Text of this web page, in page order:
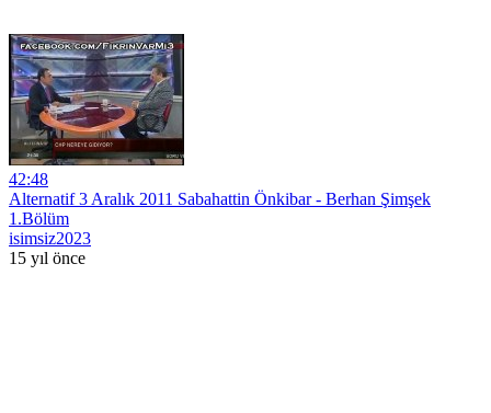
42:48
Alternatif 3 Aralık 2011 Sabahattin Önkibar - Berhan Şimşek
1.Bölüm
isimsiz2023
15 yıl önce